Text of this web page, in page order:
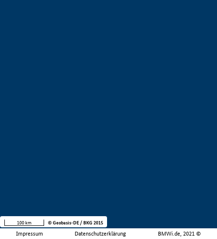
Impressum Datenschutzerklärung BMWi.de, 2021 ©
100 km © Geobasis-DE / BKG 2015